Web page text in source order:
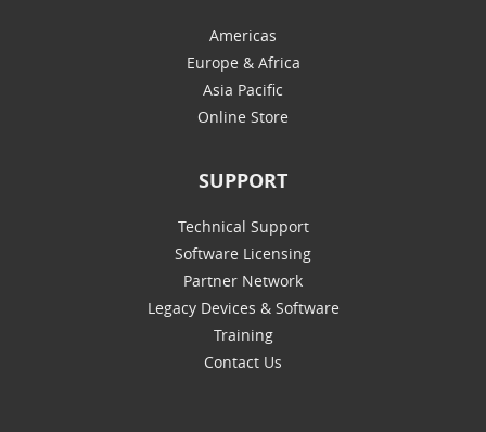
Americas
Europe & Africa
Asia Pacific
Online Store
SUPPORT
Technical Support
Software Licensing
Partner Network
Legacy Devices & Software
Training
Contact Us